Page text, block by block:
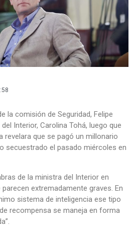
la comisión de Seguridad, Felipe
Interior, Carolina Tohá, luego que
revelara que se pagó un millonario
secuestrado el pasado miércoles en
de la ministra del Interior en
extremadamente graves. En
sistema de inteligencia ese tipo
recompensa se maneja en forma